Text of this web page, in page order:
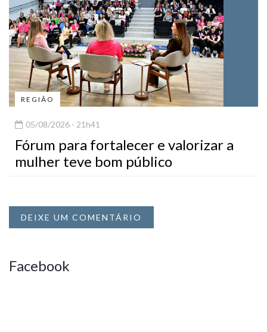
REGIÃO
05/08/2026 - 21h41
Fórum para fortalecer e valorizar a
mulher teve bom público
DEIXE UM COMENTÁRIO
Facebook